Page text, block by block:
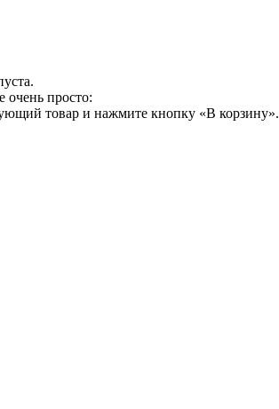
очень просто:
товар и нажмите кнопку «В корзину».